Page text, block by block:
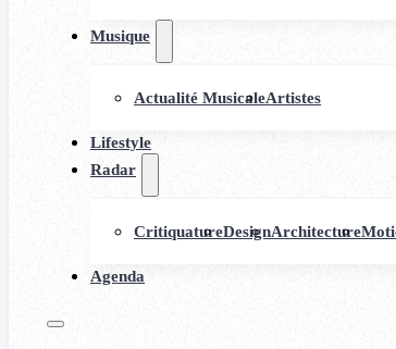
Musique
Actualité MusicaleArtistes
Lifestyle
Radar
CritiquatureDesignArchitecture
Agenda